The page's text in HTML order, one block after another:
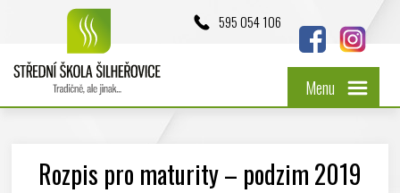
595 054 106
Menu
Rozpis pro maturity – podzim 2019